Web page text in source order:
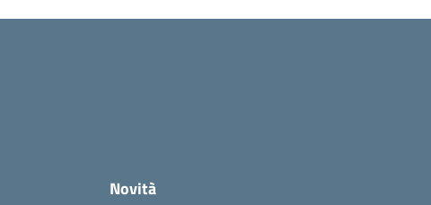
Novità